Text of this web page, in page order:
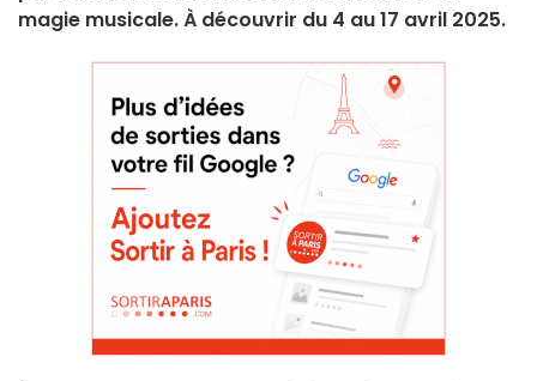
magie musicale. À découvrir du 4 au 17 avril 2025.